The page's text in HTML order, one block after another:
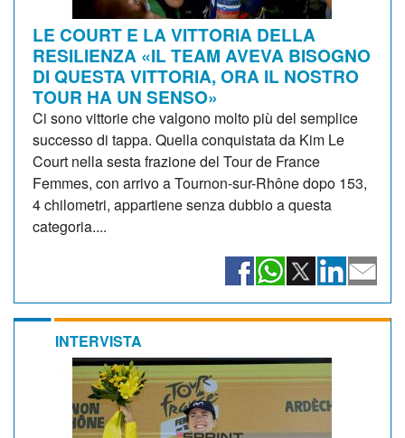
LE COURT E LA VITTORIA DELLA
RESILIENZA «IL TEAM AVEVA BISOGNO
DI QUESTA VITTORIA, ORA IL NOSTRO
TOUR HA UN SENSO»
Ci sono vittorie che valgono molto più del semplice
successo di tappa. Quella conquistata da Kim Le
Court nella sesta frazione del Tour de France
Femmes, con arrivo a Tournon-sur-Rhône dopo 153,
4 chilometri, appartiene senza dubbio a questa
categoria....
INTERVISTA